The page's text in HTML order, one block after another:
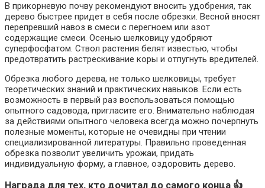
В прикорневую почву рекомендуют вносить удобрения, так
дерево быстрее придет в себя после обрезки. Весной вносят
перепревший навоз в смеси с перегноем или азот
содержащие смеси. Осенью шелковицу удобряют
суперфосфатом. Ствол растения белят известью, чтобы
предотвратить растрескивание коры и отпугнуть вредителей.
Обрезка любого дерева, не только шелковицы, требует
теоретических знаний и практических навыков. Если есть
возможность в первый раз воспользоваться помощью
опытного садовода, пригласите его. Внимательно наблюдая
за действиями опытного человека всегда можно почерпнуть
полезные моменты, которые не очевидны при чтении
специализированной литературы. Правильно проведенная
обрезка позволит увеличить урожаи, придать
индивидуальную форму, а главное, оздоровить дерево.
Награда для тех, кто дочитал до самого конца 👍